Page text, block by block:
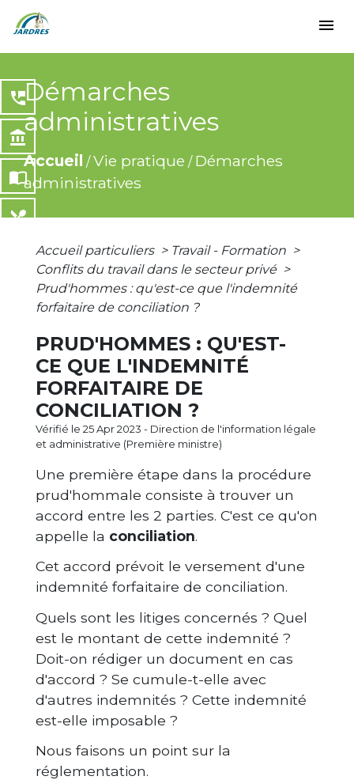
menu
Démarches
administratives
Accueil /Vie pratique / Démarches
administratives
perm_phone_msg
account_balance
import_contacts
local_dining
Accueil particuliers > Travail - Formation >
Conflits du travail dans le secteur privé >
Prud'hommes : qu'est-ce que l'indemnité
forfaitaire de conciliation ?
PRUD'HOMMES : QU'EST-
CE QUE L'INDEMNITÉ
FORFAITAIRE DE
CONCILIATION ?
Vérifié le 25 Apr 2023 - Direction de l'information légale
et administrative (Première ministre)
Une première étape dans la procédure
prud'hommale consiste à trouver un
accord entre les 2 parties. C'est ce qu'on
appelle la conciliation.
Cet accord prévoit le versement d'une
indemnité forfaitaire de conciliation.
Quels sont les litiges concernés ? Quel
est le montant de cette indemnité ?
Doit-on rédiger un document en cas
d'accord ? Se cumule-t-elle avec
d'autres indemnités ? Cette indemnité
est-elle imposable ?
Nous faisons un point sur la
réglementation.